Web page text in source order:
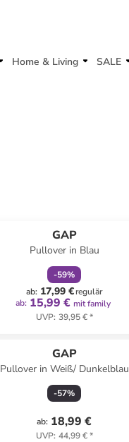
Home & Living SALE
GAP
Pullover in Blau
-59%
ab: 17,99 €regulär
ab: 15,99 € mit family
UVP: 39,95 €*
GAP
Pullover in Weiß/ Dunkelblau
-57%
ab: 18,99 €
UVP: 44,99 €*